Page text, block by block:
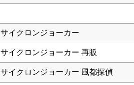
イクロンジョーカー
イクロンジョーカー 再販
イクロンジョーカー 風都探偵